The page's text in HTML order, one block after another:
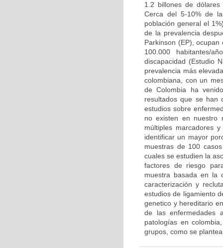
1.2 billones de
Cerca del 5-10% de
población general el
de la prevalencia
Parkinson (EP),
100.000 habitantes/
discapacidad (Estudio
prevalencia más
colombiana, con un
de Colombia ha
resultados que se han
estudios sobre
no existen en nuestro
múltiples marcadores
identificar un mayor
muestras de 100
cuales se estudien la
factores de riesgo
muestra basada en la
caracterización y
estudios de ligamiento
genetico y hereditario
de las enfermedades
patologías en
grupos, como se